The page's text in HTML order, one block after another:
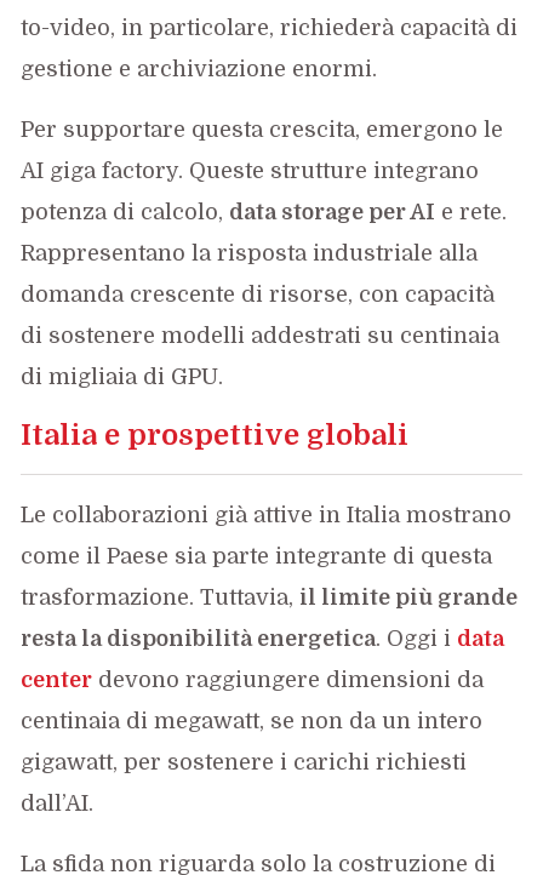
to-video, in particolare, richiederà capacità di
gestione e archiviazione enormi.
Per supportare questa crescita, emergono le
AI giga factory. Queste strutture integrano
potenza di calcolo, data storage per AI e rete.
Rappresentano la risposta industriale alla
domanda crescente di risorse, con capacità
di sostenere modelli addestrati su centinaia
di migliaia di GPU.
Italia e prospettive globali
Le collaborazioni già attive in Italia mostrano
come il Paese sia parte integrante di questa
trasformazione. Tuttavia, il limite più grande
resta la disponibilità energetica. Oggi i data
center devono raggiungere dimensioni da
centinaia di megawatt, se non da un intero
gigawatt, per sostenere i carichi richiesti
dall’AI.
La sfida non riguarda solo la costruzione di